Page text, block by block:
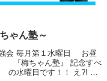
ゃん塾～
強会 毎月第１水曜日 お昼
梅ちゃん塾』 記念すべ
水曜日です！！ え?! 何